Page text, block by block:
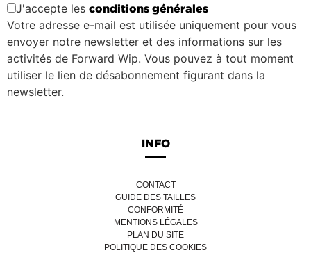
J'accepte les conditions générales
Votre adresse e-mail est utilisée uniquement pour vous
envoyer notre newsletter et des informations sur les
activités de Forward Wip. Vous pouvez à tout moment
utiliser le lien de désabonnement figurant dans la
newsletter.
INFO
CONTACT
GUIDE DES TAILLES
CONFORMITÉ
MENTIONS LÉGALES
PLAN DU SITE
POLITIQUE DES COOKIES